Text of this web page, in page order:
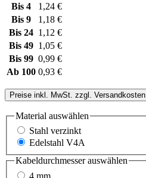
Bis 4
1,24 €
Bis 9
1,18 €
Bis 24 1,12 €
Bis 49 1,05 €
Bis 99 0,99 €
Ab 100 0,93 €
Preise inkl. MwSt. zzgl. Versandkosten
Material auswählen
Stahl verzinkt
Edelstahl V4A
Kabeldurchmesserauswählen
4 mm